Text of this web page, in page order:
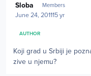
Sloba Members
June 24, 201115 yr
AUTHOR
Koji grad u Srbiji je
zive u njemu?